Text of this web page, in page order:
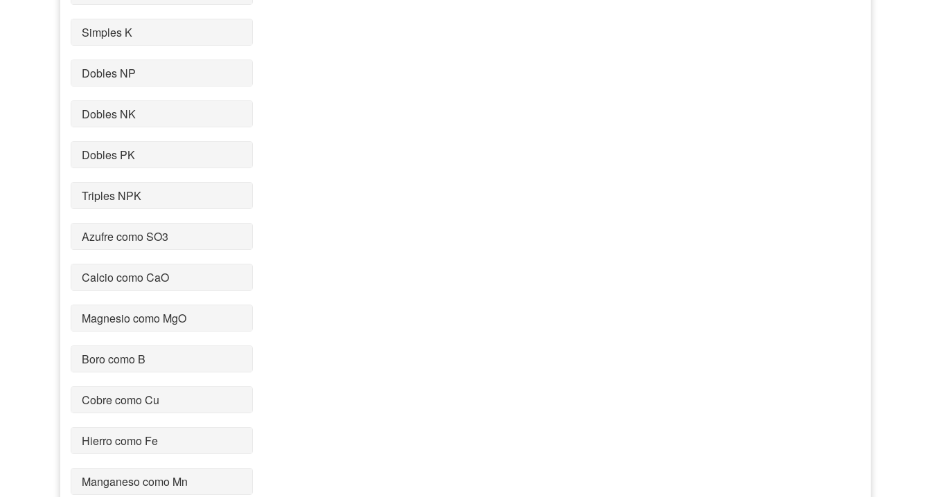
Simples K
Dobles NP
Dobles NK
Dobles PK
Triples NPK
Azufre como SO3
Calcio como CaO
Magnesio como MgO
Boro como B
Cobre como Cu
Hierro como Fe
Manganeso como Mn